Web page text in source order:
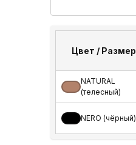
Цвет / Размер
NATURAL
(телесный)
NERO (чёрный)